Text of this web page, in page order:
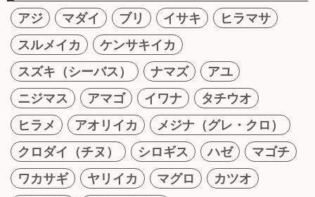
アジ マダイ ブリ イサキ
ヒラマサ
スルメイカ
ケンサキイカ
スズキ（シーバス）
ナマズ
アユ
ニジマス
アマゴ イワナ
タチウオ
ヒラメ
アオリイカ
メジナ（グレ・クロ）
クロダイ（チヌ）
シロギス ハゼ
マゴチ
ワカサギ
ヤリイカ マグロ
カツオ